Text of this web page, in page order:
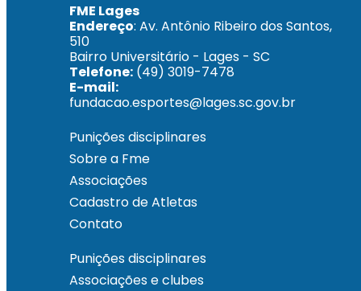
FME Lages
Endereço: Av. Antônio Ribeiro dos Santos,
510
Bairro Universitário - Lages - SC
Telefone: (49) 3019-7478
E-mail:
fundacao.esportes@lages.sc.gov.br
Punições disciplinares
Sobre a Fme
Associações
Cadastro de Atletas
Contato
Punições disciplinares
Associações e clubes